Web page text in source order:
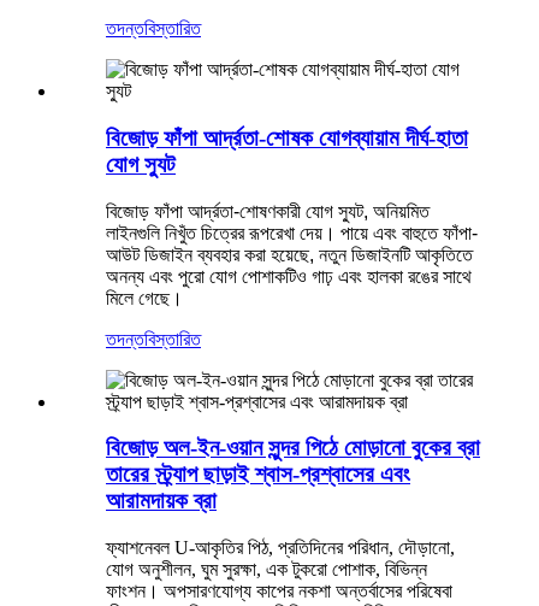
তদন্তবিস্তারিত
বিজোড় ফাঁপা আর্দ্রতা-শোষক যোগব্যায়াম দীর্ঘ-হাতা
যোগ স্যুট
বিজোড় ফাঁপা আর্দ্রতা-শোষণকারী যোগ স্যুট, অনিয়মিত
লাইনগুলি নিখুঁত চিত্রের রূপরেখা দেয়। পায়ে এবং বাহুতে ফাঁপা-
আউট ডিজাইন ব্যবহার করা হয়েছে, নতুন ডিজাইনটি আকৃতিতে
অনন্য এবং পুরো যোগ পোশাকটিও গাঢ় এবং হালকা রঙের সাথে
মিলে গেছে।
তদন্তবিস্তারিত
বিজোড় অল-ইন-ওয়ান সুন্দর পিঠে মোড়ানো বুকের ব্রা
তারের স্ট্র্যাপ ছাড়াই শ্বাস-প্রশ্বাসের এবং
আরামদায়ক ব্রা
ফ্যাশনেবল U-আকৃতির পিঠ, প্রতিদিনের পরিধান, দৌড়ানো,
যোগ অনুশীলন, ঘুম সুরক্ষা, এক টুকরো পোশাক, বিভিন্ন
ফাংশন। অপসারণযোগ্য কাপের নকশা অন্তর্বাসের পরিষেবা